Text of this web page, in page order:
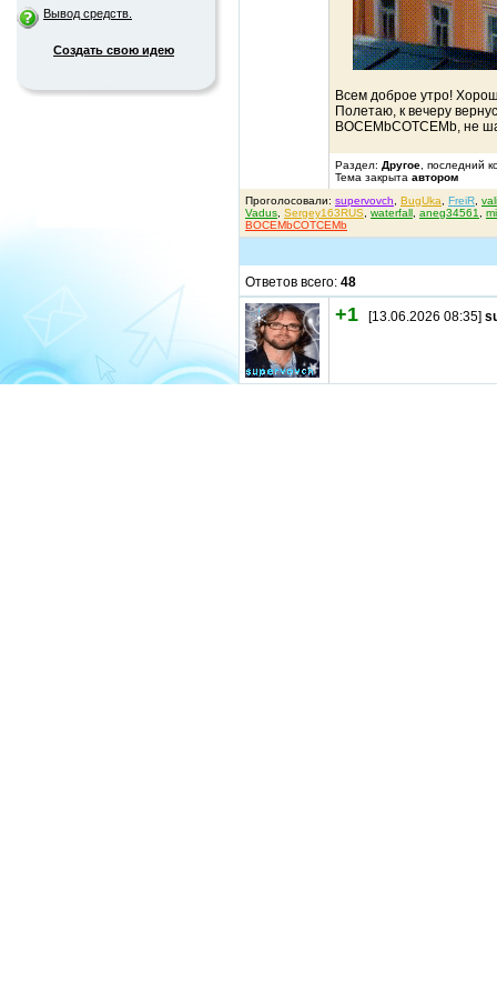
Вывод средств.
Создать свою идею
Всем доброе утро!
Полетаю, к вечеру
BOCEMbCOTCEMb, не
Раздел: Другое , последний
Тема закрыта автором
Проголосовали: supervovch BugUka FreiR
Vadus Sergey163RUS waterfall aneg34561
BOCEMbCOTCEMb
Ответов всего: 48
+1 [13.06.2026 08:35]